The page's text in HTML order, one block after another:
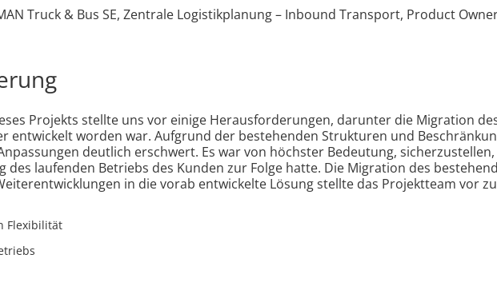
Truck & Bus SE, Zentrale Logistikplanung – Inbound Transport, Product
Projekts stellte uns vor einige Herausforderungen, darunter die Migration
entwickelt worden war. Aufgrund der bestehenden Strukturen und
deutlich erschwert. Es war von höchster Bedeutung,
des laufenden Betriebs des Kunden zur Folge hatte. Die Migration des
in die vorab entwickelte Lösung stellte das Projektteam vor
Flexibilität